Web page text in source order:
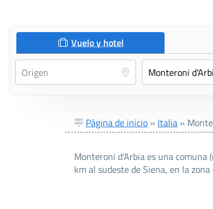
Vuelo y hotel
Página de inicio » Italia »
Monteroni d'Arbia es una comuna
km al sudeste de Siena, en la